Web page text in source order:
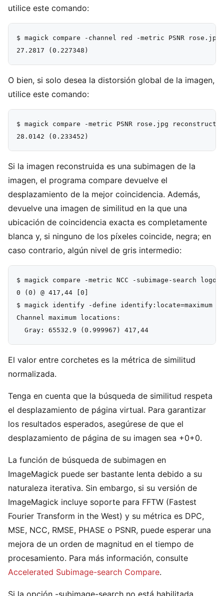
utilice este comando:
$ magick compare -channel red -metric PSNR
O bien, si solo desea la distorsión global de la imagen,
utilice este comando:
$ magick compare -metric PSNR rose.jpg
Si la imagen reconstruida es una subimagen de la
imagen, el programa compare devuelve el
desplazamiento de la mejor coincidencia. Además,
devuelve una imagen de similitud en la que una
ubicación de coincidencia exacta es completamente
blanca y, si ninguno de los píxeles coincide, negra; en
caso contrario, algún nivel de gris intermedio:
$ magick compare -metric NCC -subimage-search
0 (0) @ 417,44 [0]
$ magick identify -define
Channel maximum locations:
El valor entre corchetes es la métrica de similitud
normalizada.
Tenga en cuenta que la búsqueda de similitud respeta
el desplazamiento de página virtual. Para garantizar
los resultados esperados, asegúrese de que el
desplazamiento de página de su imagen sea +0+0.
La función de búsqueda de subimagen en
ImageMagick puede ser bastante lenta debido a su
naturaleza iterativa. Sin embargo, si su versión de
ImageMagick incluye soporte para FFTW (Fastest
Fourier Transform in the West) y su métrica es DPC,
MSE, NCC, RMSE, PHASE o PSNR, puede esperar una
mejora de un orden de magnitud en el tiempo de
procesamiento. Para más información, consulte
Accelerated Subimage-search Compare.
Si la opción -subimage-search no está habilitada,